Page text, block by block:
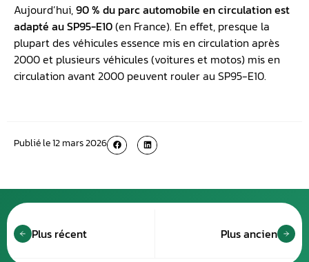
Aujourd’hui,90 % du parc automobile en circulation est
adapté au SP95-E10(en France). En effet, presque la
plupart des véhicules essence mis en circulation après
2000 et plusieurs véhicules (voitures et motos) mis en
circulation avant 2000 peuvent rouler au SP95-E10.
Publié le12 mars 2026
Plus récent Plus ancien